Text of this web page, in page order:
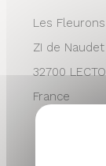
Les
ZI de Naudet
32700
France